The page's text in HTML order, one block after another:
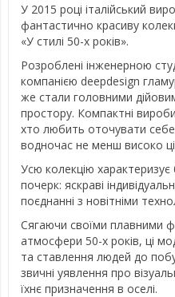
У 2015 році італійський
фантастично красиву
«У стилі 50-х років».
Розроблені інженерною
компанією deepdesign
же стали головними
простору. Компактні
хто любить оточувати
водночас не менш високо
Усю колекцію
почерк: яскраві
поєднанні з новітніми
Сягаючи своїми плавними
атмосфери 50-х років, ці
та ставлення людей до
звичні уявлення про
їхнє призначення в оселі.